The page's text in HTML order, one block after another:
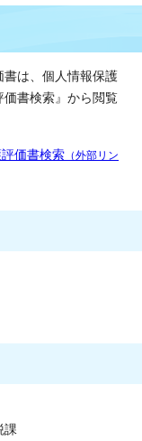
は、個人情報保護
書検索』から閲覧
価書検索 （外部リン
課